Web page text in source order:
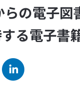
らの電子図
る電子書